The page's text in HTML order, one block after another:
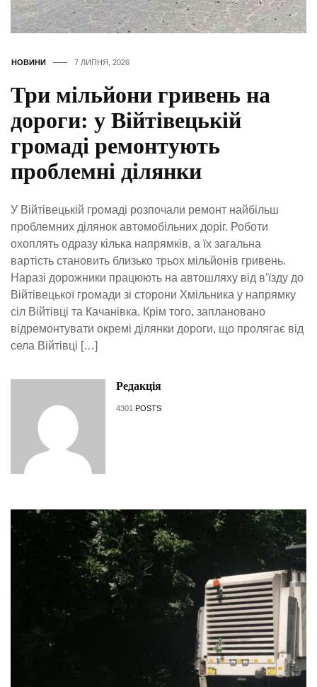
НОВИНИ 7 ЛИПНЯ, 2026
Три мільйони гривень на
дороги: у Війтівецькій
громаді ремонтують
проблемні ділянки
У Війтівецькій громаді розпочали ремонт найбільш
проблемних ділянок автомобільних доріг. Роботи
охоплять одразу кілька напрямків, а їх загальна
вартість становить близько трьох мільйонів гривень.
Наразі дорожники працюють на автошляху від в’їзду до
Війтівецької громади зі сторони Хмільника у напрямку
сіл Війтівці та Качанівка. Крім того, заплановано
відремонтувати окремі ділянки дороги, що пролягає від
села Війтівці […]
Редакція
4301 POSTS